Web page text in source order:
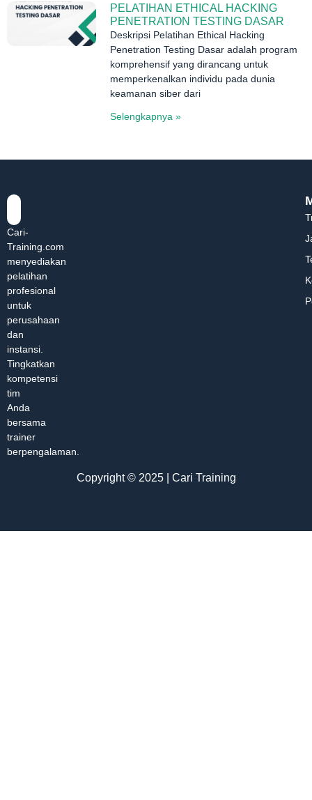
PELATIHAN ETHICAL HACKING
PENETRATION TESTING DASAR
Deskripsi Pelatihan Ethical Hacking
Penetration Testing Dasar adalah program
komprehensif yang dirancang untuk
memperkenalkan individu pada dunia
keamanan siber dari
Selengkapnya »
Cari-
Training.com
menyediakan
pelatihan
profesional
untuk
perusahaan
dan
instansi.
Tingkatkan
kompetensi
tim
Anda
bersama
trainer
berpengalaman.
Copyright © 2025 | Cari Training